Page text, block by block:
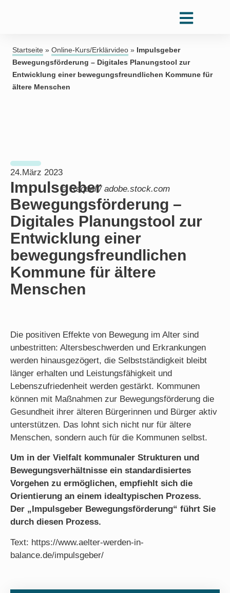
Startseite » Online-Kurs/Erklärvideo » Impulsgeber
Bewegungsförderung – Digitales Planungstool zur
Entwicklung einer bewegungsfreundlichen Kommune für
ältere Menschen
© Raquel / adobe.stock.com
24.März 2023
Impulsgeber
Bewegungsförderung –
Digitales Planungstool zur
Entwicklung einer
bewegungsfreundlichen
Kommune für ältere
Menschen
Die positiven Effekte von Bewegung im Alter sind
unbestritten: Altersbeschwerden und Erkrankungen
werden hinausgezögert, die Selbstständigkeit bleibt
länger erhalten und Leistungsfähigkeit und
Lebenszufriedenheit werden gestärkt. Kommunen
können mit Maßnahmen zur Bewegungsförderung die
Gesundheit ihrer älteren Bürgerinnen und Bürger aktiv
unterstützen. Das lohnt sich nicht nur für ältere
Menschen, sondern auch für die Kommunen selbst.
Um in der Vielfalt kommunaler Strukturen und
Bewegungsverhältnisse ein standardisiertes
Vorgehen zu ermöglichen, empfiehlt sich die
Orientierung an einem idealtypischen Prozess.
Der „Impulsgeber Bewegungsförderung“ führt Sie
durch diesen Prozess.
Text: https://www.aelter-werden-in-
balance.de/impulsgeber/